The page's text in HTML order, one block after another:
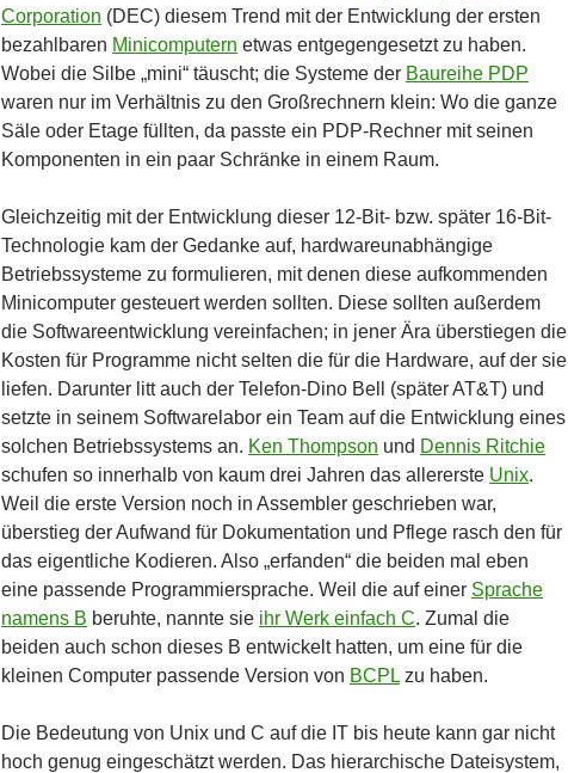
Corporation (DEC) diesem Trend mit der Entwicklung der ersten
bezahlbaren Minicomputern etwas entgegengesetzt zu haben.
Wobei die Silbe „mini“ täuscht; die Systeme der Baureihe PDP
waren nur im Verhältnis zu den Großrechnern klein: Wo die ganze
Säle oder Etage füllten, da passte ein PDP-Rechner mit seinen
Komponenten in ein paar Schränke in einem Raum.
Gleichzeitig mit der Entwicklung dieser 12-Bit- bzw. später 16-Bit-
Technologie kam der Gedanke auf, hardwareunabhängige
Betriebssysteme zu formulieren, mit denen diese aufkommenden
Minicomputer gesteuert werden sollten. Diese sollten außerdem
die Softwareentwicklung vereinfachen; in jener Ära überstiegen die
Kosten für Programme nicht selten die für die Hardware, auf der sie
liefen. Darunter litt auch der Telefon-Dino Bell (später AT&T) und
setzte in seinem Softwarelabor ein Team auf die Entwicklung eines
solchen Betriebssystems an. Ken Thompson und Dennis Ritchie
schufen so innerhalb von kaum drei Jahren das allererste Unix.
Weil die erste Version noch in Assembler geschrieben war,
überstieg der Aufwand für Dokumentation und Pflege rasch den für
das eigentliche Kodieren. Also „erfanden“ die beiden mal eben
eine passende Programmiersprache. Weil die auf einer Sprache
namens B beruhte, nannte sie ihr Werk einfach C. Zumal die
beiden auch schon dieses B entwickelt hatten, um eine für die
kleinen Computer passende Version von BCPL zu haben.
Die Bedeutung von Unix und C auf die IT bis heute kann gar nicht
hoch genug eingeschätzt werden. Das hierarchische Dateisystem,